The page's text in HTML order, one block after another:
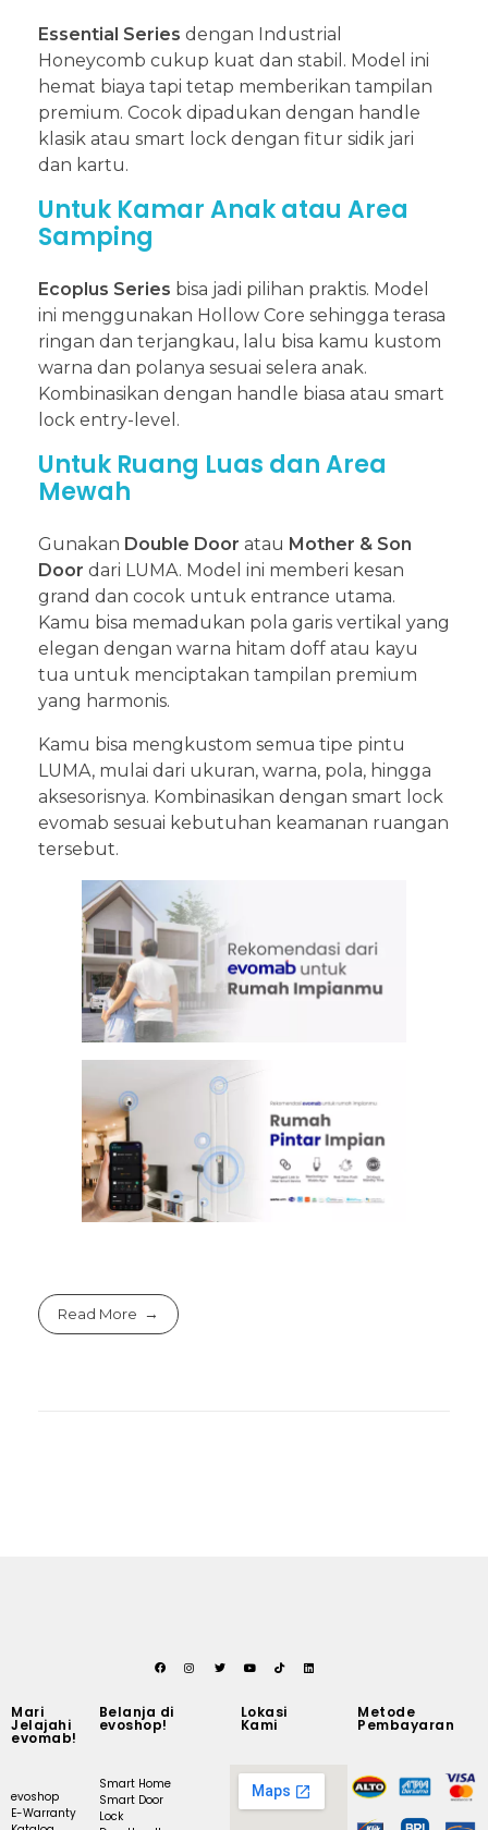
Essential Series dengan Industrial
Honeycomb cukup kuat dan stabil. Model ini
hemat biaya tapi tetap memberikan tampilan
premium. Cocok dipadukan dengan handle
klasik atau smart lock dengan fitur sidik jari
dan kartu.
Untuk Kamar Anak atau Area
Samping
Ecoplus Series bisa jadi pilihan praktis. Model
ini menggunakan Hollow Core sehingga terasa
ringan dan terjangkau, lalu bisa kamu kustom
warna dan polanya sesuai selera anak.
Kombinasikan dengan handle biasa atau smart
lock entry-level.
Untuk Ruang Luas dan Area
Mewah
Gunakan Double Door atau Mother & Son
Door dari LUMA. Model ini memberi kesan
grand dan cocok untuk entrance utama.
Kamu bisa memadukan pola garis vertikal yang
elegan dengan warna hitam doff atau kayu
tua untuk menciptakan tampilan premium
yang harmonis.
Kamu bisa mengkustom semua tipe pintu
LUMA, mulai dari ukuran, warna, pola, hingga
aksesorisnya. Kombinasikan dengan smart lock
evomab sesuai kebutuhan keamanan ruangan
tersebut.
Read More
Mari
Jelajahi
evomab!
evoshop
E-Warranty
Belanja di
evoshop!
Smart Home
Smart Door
Lock
Lokasi
Kami
Metode
Pembayaran